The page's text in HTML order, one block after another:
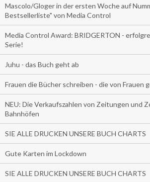
Mascolo/Gloger in der ersten Woche auf
Bestsellerliste" von Media Control
Media Control Award: BRIDGERTON -
Serie!
Juhu - das Buch geht ab
Frauen die Bücher schreiben - die von Frauen
NEU: Die Verkaufszahlen von Zeitungen und
Bahnhöfen
SIE ALLE DRUCKEN UNSERE BUCH CHARTS
Gute Karten im Lockdown
SIE ALLE DRUCKEN UNSERE BUCH CHARTS